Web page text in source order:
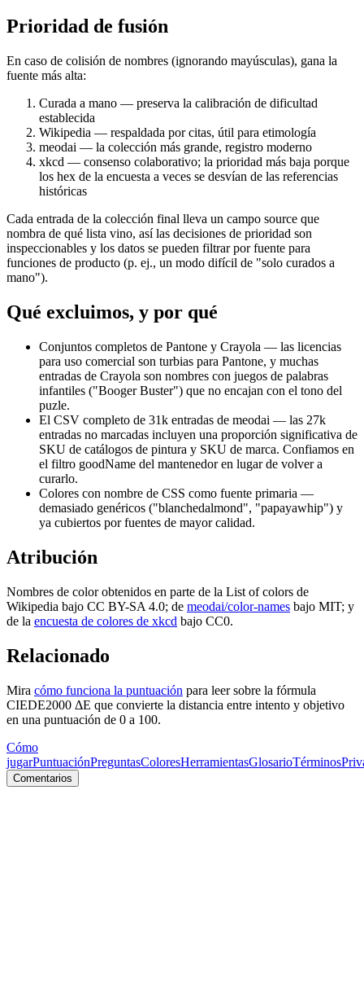
Prioridad de fusión
En caso de colisión de nombres (ignorando mayúsculas), gana la
fuente más alta:
Curada a mano — preserva la calibración de dificultad
establecida
Wikipedia — respaldada por citas, útil para etimología
meodai — la colección más grande, registro moderno
xkcd — consenso colaborativo; la prioridad más baja porque
los hex de la encuesta a veces se desvían de las referencias
históricas
Cada entrada de la colección final lleva un campo source que
nombra de qué lista vino, así las decisiones de prioridad son
inspeccionables y los datos se pueden filtrar por fuente para
funciones de producto (p. ej., un modo difícil de "solo curados a
mano").
Qué excluimos, y por qué
Conjuntos completos de Pantone y Crayola — las licencias
para uso comercial son turbias para Pantone, y muchas
entradas de Crayola son nombres con juegos de palabras
infantiles ("Booger Buster") que no encajan con el tono del
puzle.
El CSV completo de 31k entradas de meodai — las 27k
entradas no marcadas incluyen una proporción significativa de
SKU de catálogos de pintura y SKU de marca. Confiamos en
el filtro goodName del mantenedor en lugar de volver a
curarlo.
Colores con nombre de CSS como fuente primaria —
demasiado genéricos ("blanchedalmond", "papayawhip") y
ya cubiertos por fuentes de mayor calidad.
Atribución
Nombres de color obtenidos en parte de la List of colors de
Wikipedia bajo CC BY-SA 4.0; de meodai/color-names bajo MIT; y
de la encuesta de colores de xkcd bajo CC0.
Relacionado
Mira cómo funciona la puntuación para leer sobre la fórmula
CIEDE2000 ΔE que convierte la distancia entre intento y objetivo
en una puntuación de 0 a 100.
Cómo
jugarPuntuaciónPreguntasColoresHerramientasGlosarioTérminos
Comentarios